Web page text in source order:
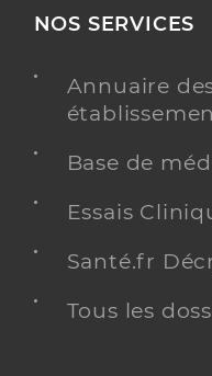
NOS SERVICES
Annuaire
Base de
Essais
Santé.fr
Tous les